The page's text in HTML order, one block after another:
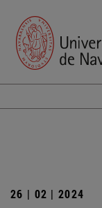
26 | 02 | 2024